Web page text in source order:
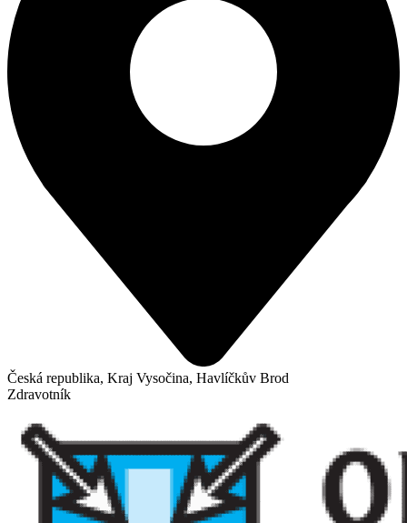
Česká republika, Kraj Vysočina, Havlíčkův Brod
Zdravotník